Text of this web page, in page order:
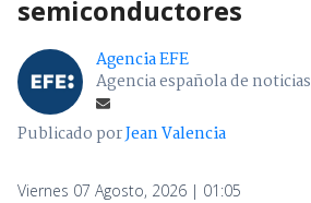
semiconductores
Agencia EFE
Agencia española de noticias
Publicado porJean Valencia
Viernes 07 Agosto, 2026 | 01:05